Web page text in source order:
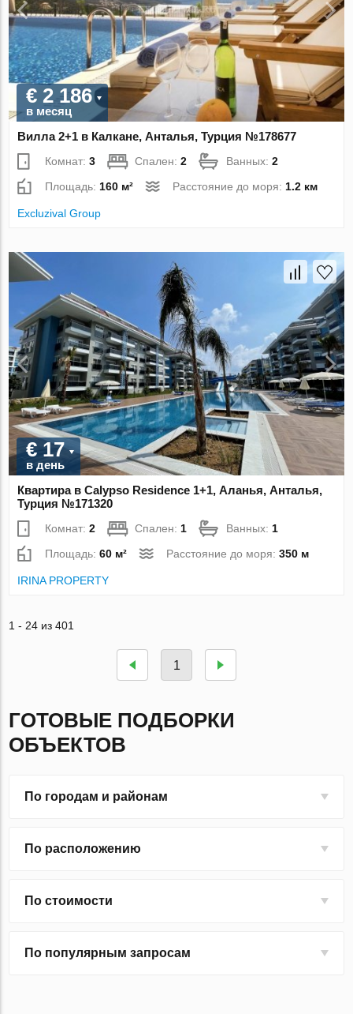
€ 2 186
в месяц
Вилла 2+1 в Калкане, Анталья, Турция №178677
Комнат:3 Спален:2 Ванных:2
Площадь: 160 м² Расстояние до моря: 1.2 км
Excluzival Group
€ 17
в день
Квартира в Calypso Residence 1+1, Аланья, Анталья,
Турция №171320
Комнат:2 Спален:1 Ванных:1
Площадь:60 м² Расстояние до моря:350 м
IRINA PROPERTY
1 - 24 из 401
1
ГОТОВЫЕ ПОДБОРКИ
ОБЪЕКТОВ
По городам и районам
По расположению
По стоимости
По популярным запросам